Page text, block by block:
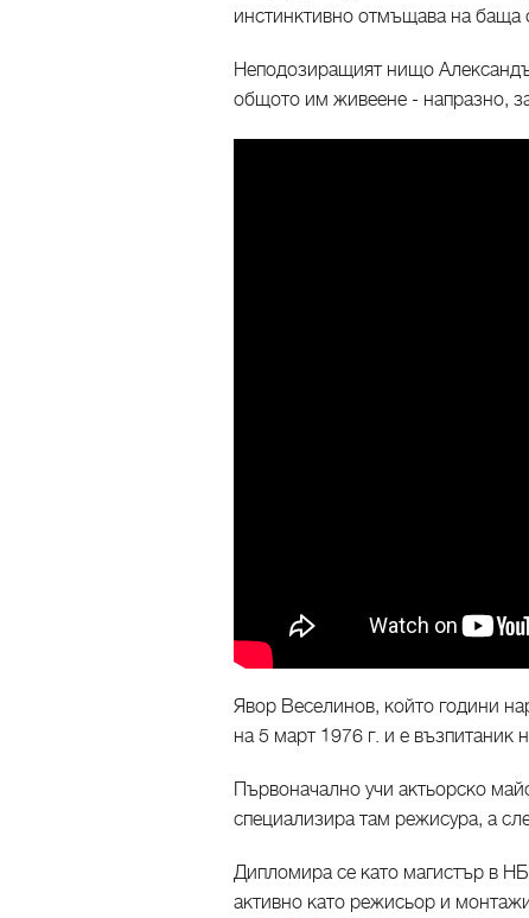
инстинктивно отмъщава на баща
Неподозиращият нищо
общото им живеене - напразно,
Явор Веселинов, който години
на 5 март 1976 г. и е възпитаник
Първоначално учи актьорско
специализира там режисура, а
Дипломира се като магистър в
активно като режисьор и